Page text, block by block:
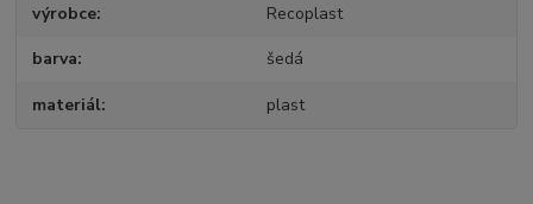
výrobce Recoplast
barva šedá
materiál plast